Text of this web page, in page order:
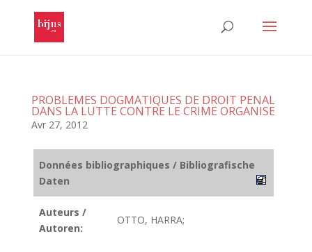
PROBLEMES DOGMATIQUES DE DROIT PENAL
DANS LA LUTTE CONTRE LE CRIME ORGANISE
Avr 27, 2012
Données bibliographiques / Bibliografische
Daten
Auteurs /
Autoren:
OTTO, HARRA;